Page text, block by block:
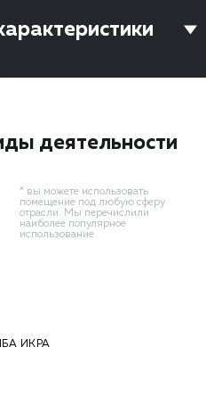
деятельности
* вы можете использовать
помещение под любую сферу
отрасли. Мы перечислили
наиболее популярное
использование
ИКРА